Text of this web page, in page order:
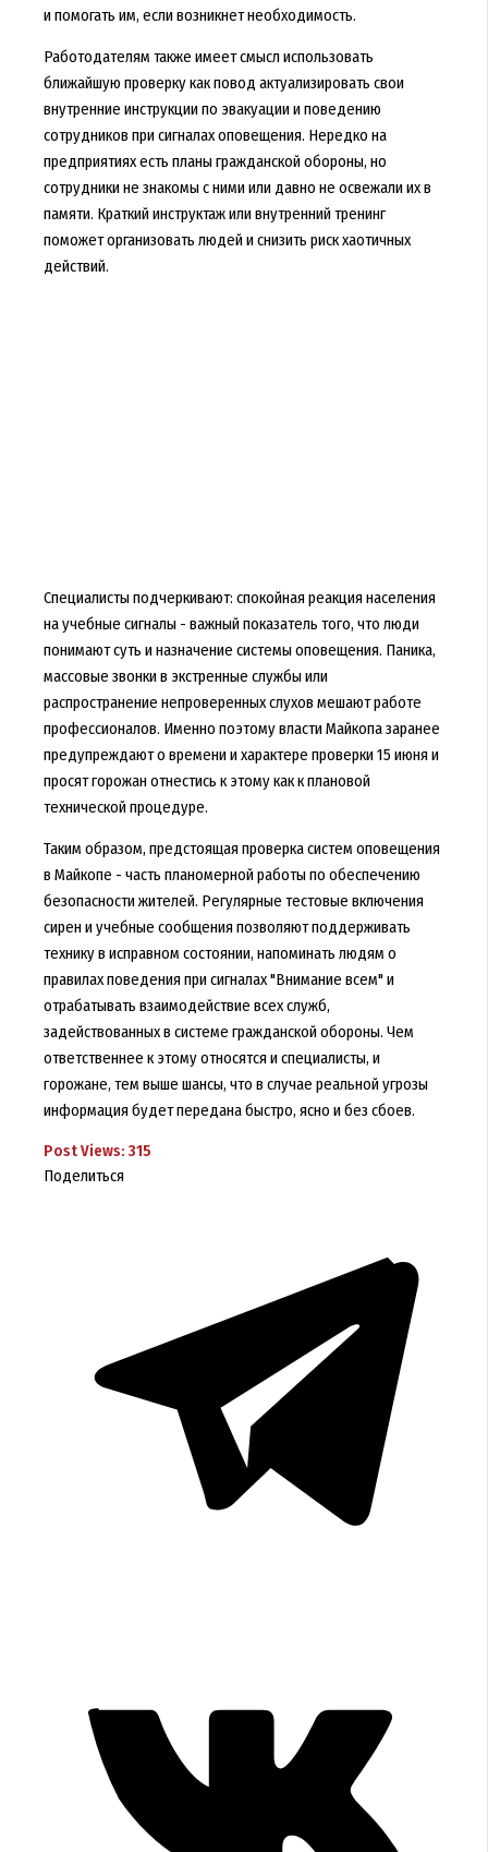
и помогать им, если возникнет необходимость.
Работодателям также имеет смысл использовать
ближайшую проверку как повод актуализировать свои
внутренние инструкции по эвакуации и поведению
сотрудников при сигналах оповещения. Нередко на
предприятиях есть планы гражданской обороны, но
сотрудники не знакомы с ними или давно не освежали их в
памяти. Краткий инструктаж или внутренний тренинг
поможет организовать людей и снизить риск хаотичных
действий.
Специалисты подчеркивают: спокойная реакция населения
на учебные сигналы - важный показатель того, что люди
понимают суть и назначение системы оповещения. Паника,
массовые звонки в экстренные службы или
распространение непроверенных слухов мешают работе
профессионалов. Именно поэтому власти Майкопа заранее
предупреждают о времени и характере проверки 15 июня и
просят горожан отнестись к этому как к плановой
технической процедуре.
Таким образом, предстоящая проверка систем оповещения
в Майкопе - часть планомерной работы по обеспечению
безопасности жителей. Регулярные тестовые включения
сирен и учебные сообщения позволяют поддерживать
технику в исправном состоянии, напоминать людям о
правилах поведения при сигналах "Внимание всем" и
отрабатывать взаимодействие всех служб,
задействованных в системе гражданской обороны. Чем
ответственнее к этому относятся и специалисты, и
горожане, тем выше шансы, что в случае реальной угрозы
информация будет передана быстро, ясно и без сбоев.
Post Views: 315
Поделиться